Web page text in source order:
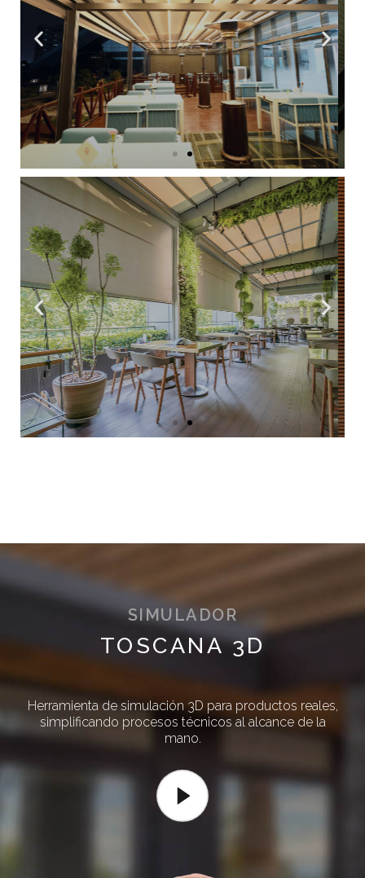
Toma el control de tus espacios, gradúa
iluminación, temperatura e incluso
programa la apertura y cerrado de tu
outdoor.
Conoce más
Permiten al usuario volver un ambiente
exterior, como una terraza o un patio, en una
extensión del interior de su casa o negocio.
Conoce más
SIMULADOR
TOSCANA 3D
Herramienta de simulación 3D para productos reales,
simplificando procesos técnicos al alcance de la
mano.